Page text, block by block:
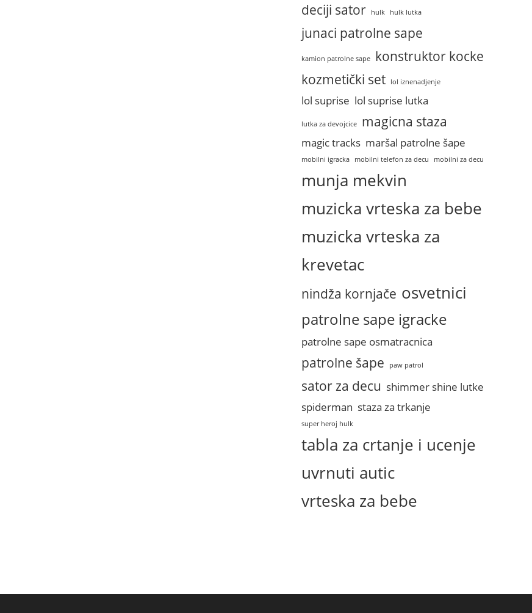
deciji sator hulk hulk lutka
junaci patrolne sape
kamion patrolne sape
konstruktor kocke
kozmetički set
lol iznenadjenje
lol suprise lol suprise lutka
lutka za devojcice magicna staza
magic tracks maršal patrolne šape
mobilni igracka mobilni telefon za decu mobilni za decu
munja mekvin
muzicka vrteska za bebe
muzicka vrteska za
krevetac
nindža kornjače osvetnici
patrolne sape igracke
patrolne sape osmatracnica
patrolne šape paw patrol
sator za decu shimmer shine lutke
spiderman staza za trkanje
super heroj hulk
tabla za crtanje i ucenje
uvrnuti autic
vrteska za bebe